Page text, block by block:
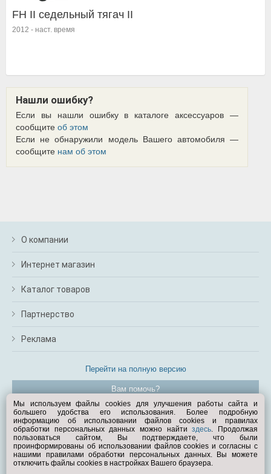
FH II седельный тягач II
2012 - наст. время
Нашли ошибку?
Если вы нашли ошибку в каталоге аксессуаров —
сообщите об этом
Если не обнаружили модель Вашего автомобиля —
сообщите нам об этом
О компании
Интернет магазин
Каталог товаров
Партнерство
Реклама
Перейти на полную версию
Вам помочь?
© Exist.ru 1998—2026
Мы используем файлы cookies для улучшения работы сайта и
большего удобства его использования. Более подробную
информацию об использовании файлов cookies и правилах
обработки персональных данных можно найтиздесь. Продолжая
пользоваться сайтом, Вы подтверждаете, что были
проинформированы об использовании файлов cookies и согласны с
нашими правилами обработки персональных данных. Вы можете
отключить файлы cookies в настройках Вашего браузера.